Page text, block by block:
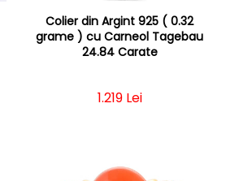
Colier din Argint 925 ( 0.32
grame ) cu Carneol Tagebau
24.84 Carate
Preț obișnuit
1.219 Lei